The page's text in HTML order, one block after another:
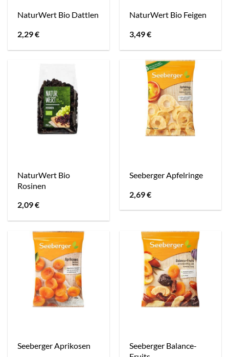
NaturWert Bio Dattlen
2,29€
NaturWert Bio Feigen
3,49€
NaturWert Bio
Rosinen
2,09€
Seeberger Apfelringe
2,69€
Seeberger Aprikosen
Seeberger Balance-